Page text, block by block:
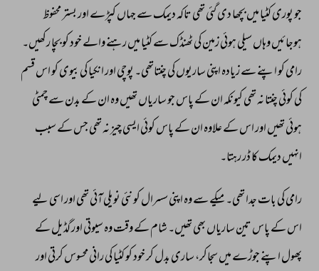
جو پوری کٹیا میں بچھا دی گئی تھی تاکہ دیمک سے جہاں کپڑے اور بستر محفوظ
ہوجائیں وہاں سیلی ہوئی زمین کی ٹھنڈک سے کٹیا میں رہنے والے خود کو بچا رکھیں۔
رامی کو اپنے سے زیادہ اپنی ساریوں کی چنتاتھی۔ پوچی اور انکیا کی بیوی کو اس قسم
کی کوئی چنتا نہ تھی کیونکہ ان کے پاس جو ساریاں تھیں وہ ان کے بدن سے چمٹی
ہوئی تھیں اور اس کے علاوہ ان کے پاس کوئی ایسی چیز نہ تھی جس کے سبب
انہیں دیمک کا ڈر رہتا۔
رامی کی بات جدا تھی۔ میکے سے وہ اپنی سسرال کو نئی نویلی آئی تھی اور اسی لیے
اس کے پاس تین ساریاں بھی تھیں۔ شام کے وقت وہ سیوتی اور گڈیل کے
پھول اپنے جوڑے میں سجاکر، ساری بدل کر خود کو کٹیا کی رانی محسوس کرتی اور